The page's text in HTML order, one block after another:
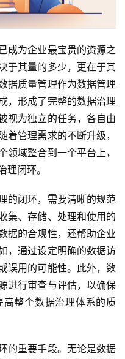
成为企业最宝贵的资源之
于其量的多少，更在于其
据质量管理作为数据管理
，形成了完整的数据治理
视为独立的任务，各自由
着管理需求的不断升级，
领域整合到一个平台上，
闭环。
的闭环，需要清晰的规范
集、存储、处理和使用的
据的合规性，还帮助企业
，通过设定明确的数据访
误用的可能性。此外，数
进行审查与评估，以确保
整个数据治理体系的质
的重要手段。无论是数据